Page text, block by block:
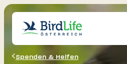
Spenden & Helfen